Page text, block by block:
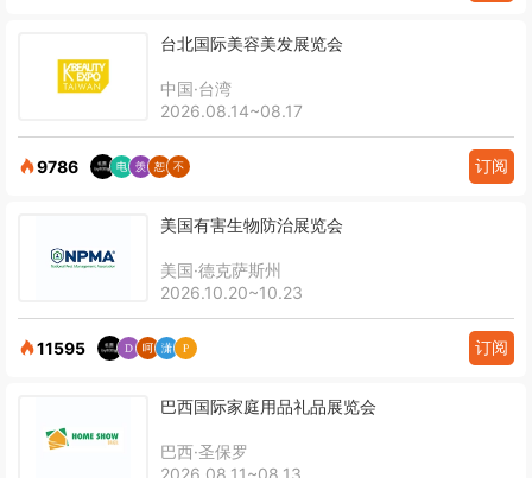
台北国际美容美发展览会
中国·台湾
2026.08.14~08.17
9786 订阅
美国有害生物防治展览会
美国·德克萨斯州
2026.10.20~10.23
11595 订阅
巴西国际家庭用品礼品展览会
巴西·圣保罗